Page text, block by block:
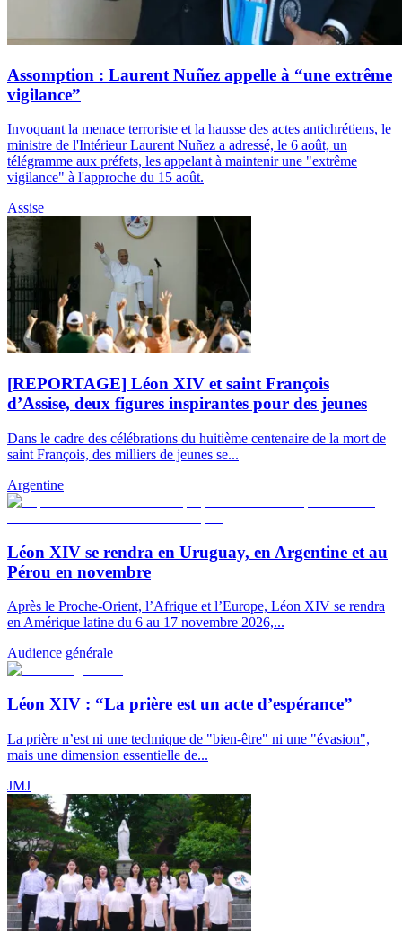
Assomption : Laurent Nuñez appelle à “une extrême
vigilance”
Invoquant la menace terroriste et la hausse des actes antichrétiens, le
ministre de l'Intérieur Laurent Nuñez a adressé, le 6 août, un
télégramme aux préfets, les appelant à maintenir une "extrême
vigilance" à l'approche du 15 août.
Assise
[REPORTAGE] Léon XIV et saint François
d’Assise, deux figures inspirantes pour des jeunes
Dans le cadre des célébrations du huitième centenaire de la mort de
saint François, des milliers de jeunes se...
Argentine
Léon XIV se rendra en Uruguay, en Argentine et au
Pérou en novembre
Après le Proche-Orient, l’Afrique et l’Europe, Léon XIV se rendra
en Amérique latine du 6 au 17 novembre 2026,...
Audience générale
Léon XIV : “La prière est un acte d’espérance”
La prière n’est ni une technique de "bien-être" ni une "évasion",
mais une dimension essentielle de...
JMJ